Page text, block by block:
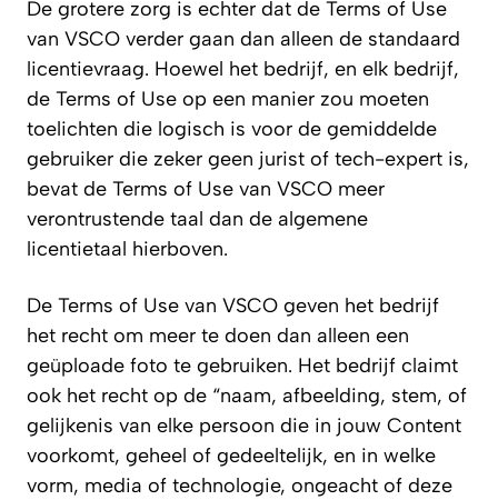
De grotere zorg is echter dat de Terms of Use
van VSCO verder gaan dan alleen de standaard
licentievraag. Hoewel het bedrijf, en elk bedrijf,
de Terms of Use op een manier zou moeten
toelichten die logisch is voor de gemiddelde
gebruiker die zeker geen jurist of tech-expert is,
bevat de Terms of Use van VSCO meer
verontrustende taal dan de algemene
licentietaal hierboven.
De Terms of Use van VSCO geven het bedrijf
het recht om meer te doen dan alleen een
geüploade foto te gebruiken. Het bedrijf claimt
ook het recht op de “naam, afbeelding, stem, of
gelijkenis van elke persoon die in jouw Content
voorkomt, geheel of gedeeltelijk, en in welke
vorm, media of technologie, ongeacht of deze